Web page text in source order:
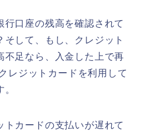
行口座の残高を確認されて
して、もし、クレジット
不足なら、入金した上で再
レジットカードを利用して
カードの支払いが遅れて